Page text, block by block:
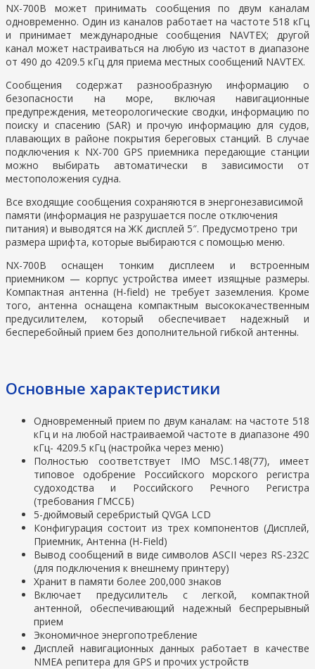
NX-700B может принимать сообщения по двум каналам
одновременно. Один из каналов работает на частоте 518 кГц
и принимает международные сообщения NAVTEX; другой
канал может настраиваться на любую из частот в диапазоне
от 490 до 4209.5 кГц для приема местных сообщений NAVTEX.
Сообщения содержат разнообразную информацию о
безопасности на море, включая навигационные
предупреждения, метеорологические сводки, информацию по
поиску и спасению (SAR) и прочую информацию для судов,
плавающих в районе покрытия береговых станций. В случае
подключения к NX-700 GPS приемника передающие станции
можно выбирать автоматически в зависимости от
местоположения судна.
Все входящие сообщения сохраняются в энергонезависимой
памяти (информация не разрушается после отключения
питания) и выводятся на ЖК дисплей 5″. Предусмотрено три
размера шрифта, которые выбираются с помощью меню.
NX-700В оснащен тонким дисплеем и встроенным
приемником — корпус устройства имеет изящные размеры.
Компактная антенна (H-field) не требует заземления. Кроме
того, антенна оснащена компактным высококачественным
предусилителем, который обеспечивает надежный и
бесперебойный прием без дополнительной гибкой антенны.
Основные характеристики
Одновременный прием по двум каналам: на частоте 518
кГц и на любой настраиваемой частоте в диапазоне 490
кГц- 4209.5 кГц (настройка через меню)
Полностью соответствует IMO MSC.148(77), имеет
типовое одобрение Российского морского регистра
судоходства и Российского Речного Регистра
(требования ГМССБ)
5-дюймовый серебристый QVGA LCD
Конфигурация состоит из трех компонентов (Дисплей,
Приемник, Антенна (H-Field)
Вывод сообщений в виде символов ASCII через RS-232C
(для подключения к внешнему принтеру)
Хранит в памяти более 200,000 знаков
Включает предусилитель с легкой, компактной
антенной, обеспечивающий надежный беспрерывный
прием
Экономичное энергопотребление
Дисплей навигационных данных работает в качестве
NMEA репитера для GPS и прочих устройств